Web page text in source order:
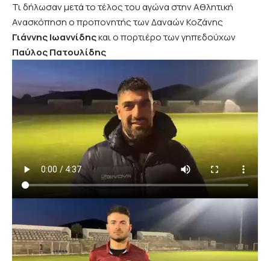
Τι δήλωσαν μετά το τέλος του αγώνα στην Αθλητική
Ανασκόπηση ο προπονητής των Δαναών Κοζάνης
Γιάννης Ιωαννίδηςκαι ο πορτιέρο των γηπεδούχων
Παύλος Πατουλίδης